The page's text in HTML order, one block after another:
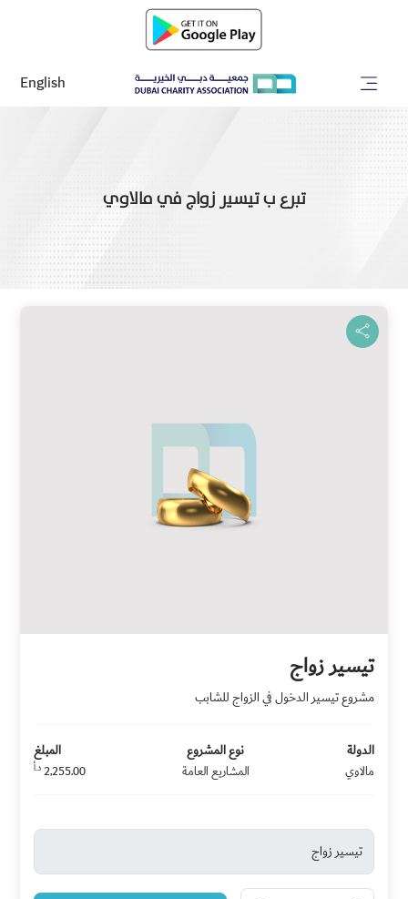
English
تبرع ب تيسير زواج في مالاوي
تيسير زواج
مشروع تيسير الدخول في الزواج للشابب
الدولة
مالاوي
نوع المشروع
المشاريع العامة
المبلغ
2,255.00 د.أ